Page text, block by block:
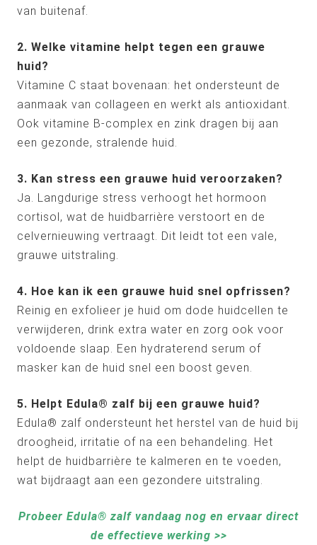
van buitenaf.
2. Welke vitamine helpt tegen een grauwe
huid?
Vitamine C staat bovenaan: het ondersteunt de
aanmaak van collageen en werkt als antioxidant.
Ook vitamine B-complex en zink dragen bij aan
een gezonde, stralende huid.
3. Kan stress een grauwe huid veroorzaken?
Ja. Langdurige stress verhoogt het hormoon
cortisol, wat de huidbarrière verstoort en de
celvernieuwing vertraagt. Dit leidt tot een vale,
grauwe uitstraling.
4. Hoe kan ik een grauwe huid snel opfrissen?
Reinig en exfolieer je huid om dode huidcellen te
verwijderen, drink extra water en zorg ook voor
voldoende slaap. Een hydraterend serum of
masker kan de huid snel een boost geven.
5. Helpt Edula® zalf bij een grauwe huid?
Edula® zalf ondersteunt het herstel van de huid bij
droogheid, irritatie of na een behandeling. Het
helpt de huidbarrière te kalmeren en te voeden,
wat bijdraagt aan een gezondere uitstraling.
Probeer Edula® zalf vandaag nog en ervaar direct
de effectieve werking >>